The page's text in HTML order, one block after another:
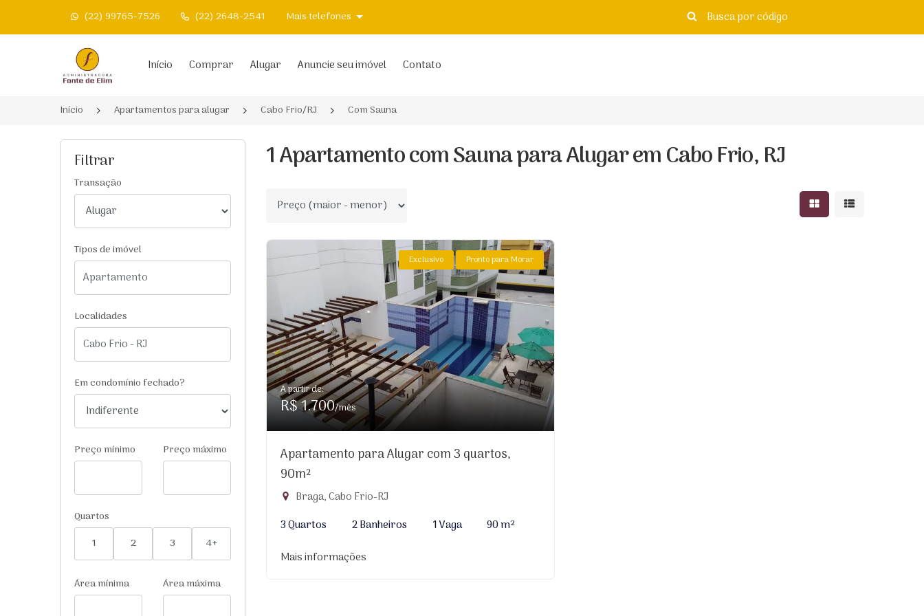
(22) 99765-7526 (22) 2648-2541 Mais telefones
Página inicial Início Comprar Alugar Anuncie seu imóvel Contato
Início Apartamentos para alugar Cabo Frio/RJ Com Sauna
Filtrar
Transação
Tipos de imóvel
Localidades
Em condomínio fechado?
Preço mínimo Preço máximo
Quartos
1
2 3 4+
Área mínima Área máxima
1 Apartamento com Sauna para Alugar em Cabo Frio, RJ
Ordenar por Mostrar resultados
Mostrar
Exclusivo Pronto para Morar
A partir de:
R$ 1.700/mês
Apartamento para Alugar com 3 quartos,
90m²
Braga, Cabo Frio-RJ
3 Quartos
2 Banheiros 1 Vaga
90 m²
Mais informações